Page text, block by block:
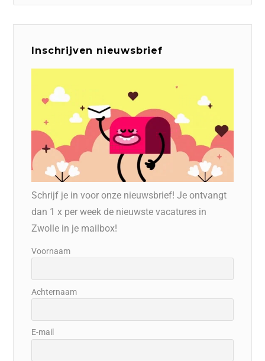
Inschrijven nieuwsbrief
Schrijf je in voor onze nieuwsbrief! Je ontvangt
dan 1 x per week de nieuwste vacatures in
Zwolle in je mailbox!
Voornaam
Achternaam
E-mail